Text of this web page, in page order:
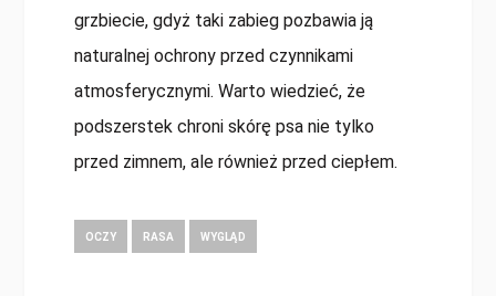
grzbiecie, gdyż taki zabieg pozbawia ją
naturalnej ochrony przed czynnikami
atmosferycznymi. Warto wiedzieć, że
podszerstek chroni skórę psa nie tylko
przed zimnem, ale również przed ciepłem.
OCZY RASA WYGLĄD